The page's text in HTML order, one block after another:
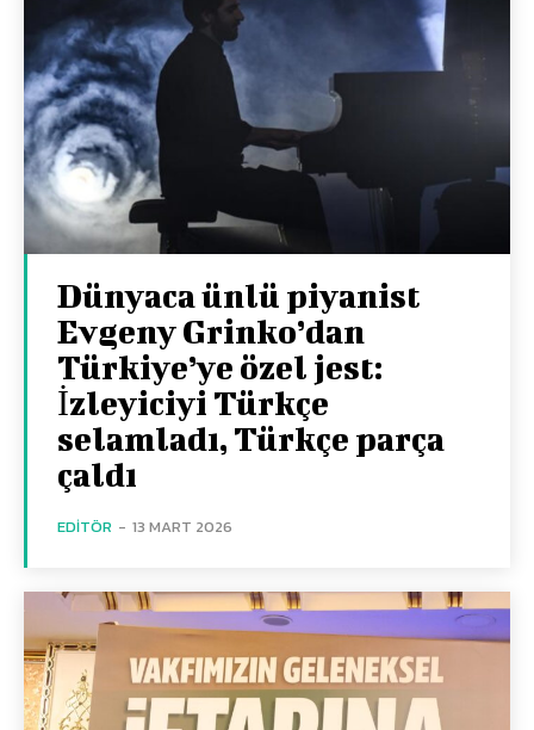
Dünyaca ünlü piyanist
Evgeny Grinko’dan
Türkiye’ye özel jest:
İzleyiciyi Türkçe
selamladı, Türkçe parça
çaldı
EDITÖR - 13 MART 2026